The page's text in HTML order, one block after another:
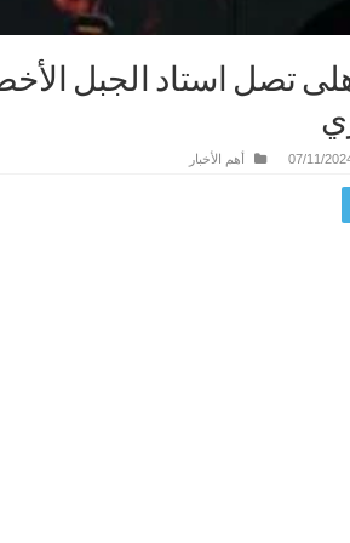
تصل استاد الجبل
07/11/ أهم الأخبار